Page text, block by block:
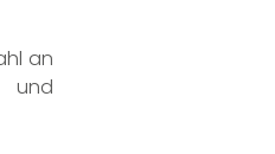
an
und